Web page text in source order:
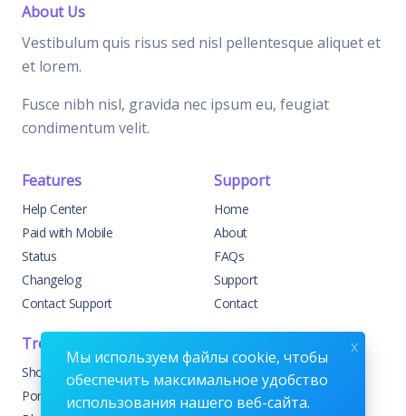
About Us
Vestibulum quis risus sed nisl pellentesque aliquet et
et lorem.
Fusce nibh nisl, gravida nec ipsum eu, feugiat
condimentum velit.
Features
Help Center
Paid with Mobile
Status
Changelog
Contact Support
Support
Home
About
FAQs
Support
Contact
Trending
Shop
Portfolio
Knowledge Center
Custom Development
Мы используем файлы cookie, чтобы
обеспечить максимальное удобство
использования нашего веб-сайта.
x